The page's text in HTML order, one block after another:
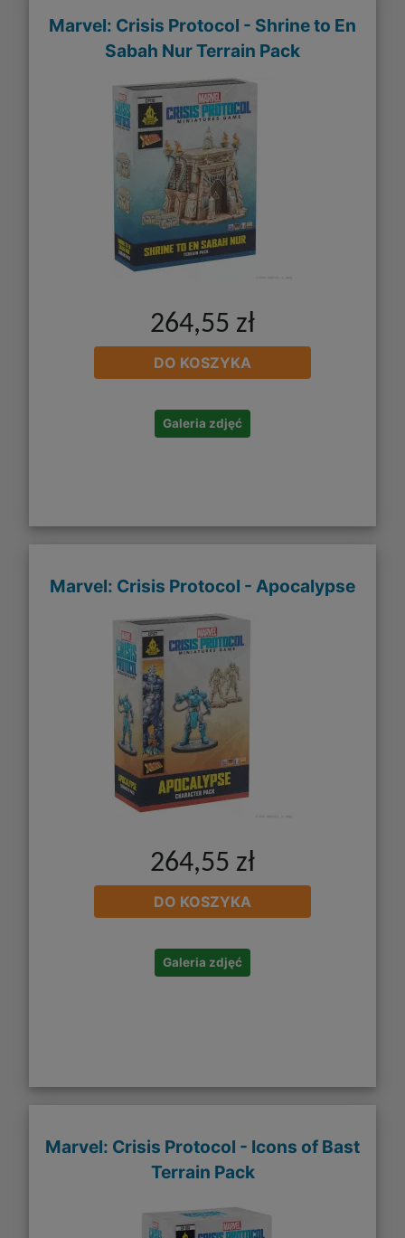
Marvel: Crisis Protocol - Shrine to En
Sabah Nur Terrain Pack
264,55 zł
DO KOSZYKA
Galeria zdjęć
Marvel: Crisis Protocol - Apocalypse
264,55 zł
DO KOSZYKA
Galeria zdjęć
Marvel: Crisis Protocol - Icons of Bast
Terrain Pack